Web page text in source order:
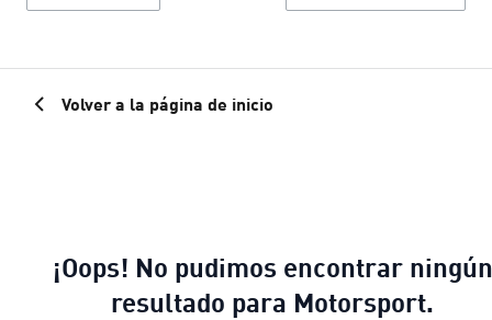
Volver a la página de inicio
¡Oops! No pudimos encontrar ningún
resultado para Motorsport.